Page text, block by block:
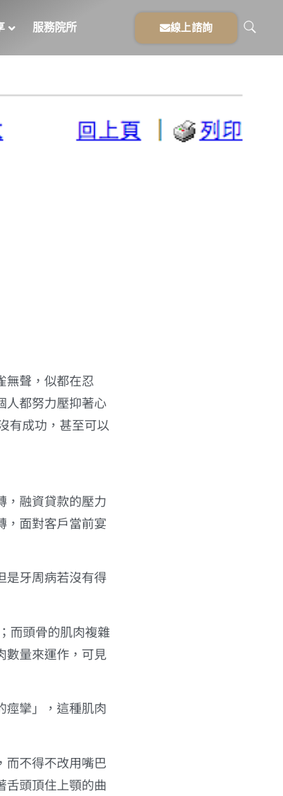
服務院所 線上諮詢
無聲，似都在忍
人都努力壓抑著心
有成功，甚至可以
，融資貸款的壓力
，面對客戶當前宴
是牙周病若沒有得
而頭骨的肌肉複雜
數量來運作，可見
痙攣」，這種肌肉
而不得不改用嘴巴
舌頭頂住上顎的曲